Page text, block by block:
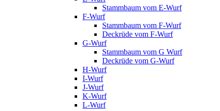
Stammbaum vom E-Wurf
F-Wurf
Stammbaum vom F-Wurf
Deckrüde vom F-Wurf
G-Wurf
Stammbaum vom G Wurf
Deckrüde vom G-Wurf
H-Wurf
I-Wurf
J-Wurf
K-Wurf
L-Wurf